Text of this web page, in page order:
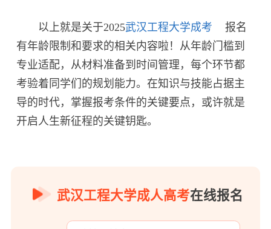
以上就是关于2025武汉工程大学成考
报名
有年龄限制和要求的相关内容啦！从年龄门槛到
专业适配，从材料准备到时间管理，每个环节都
考验着同学们的规划能力。在知识与技能占据主
导的时代，掌握报考条件的关键要点，或许就是
开启人生新征程的关键钥匙。
武汉工程大学成人高考在线报名